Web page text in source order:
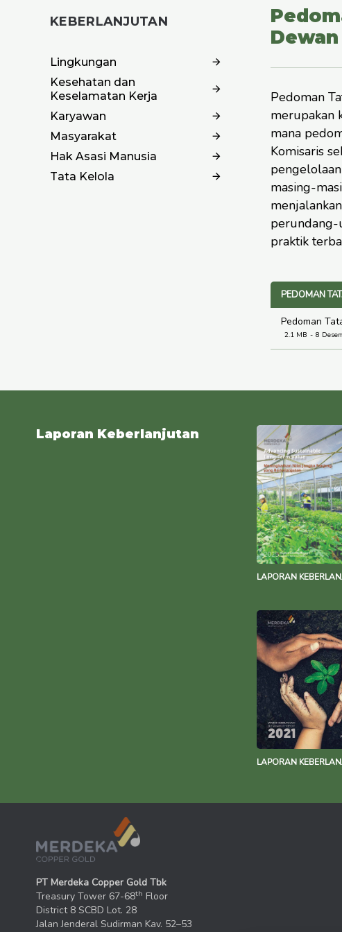
KEBERLANJUTAN
Lingkungan
Kesehatan dan
Keselamatan Kerja
Karyawan
Masyarakat
Hak Asasi Manusia
Tata Kelola
Pedoman
merupakan
mana
Komisaris
masing-
perundang-
praktik
PEDOMAN
Pedoman
2.1 MB 8
Laporan Keberlanjutan
LAPORAN
LAPORAN
PT Merdeka Copper Gold Tbk
Treasury Tower 67-68th Floor
District 8 SCBD Lot. 28
Jalan Jenderal Sudirman Kav. 52–53